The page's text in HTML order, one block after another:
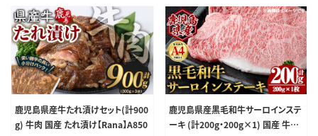
鹿児島県産牛たれ漬けセット(計900
g) 牛肉 国産 たれ漬け【Rana】A850
鹿児島県産黒毛和牛サーロインステ
ーキ (計200g・200g×1) 国産 牛肉